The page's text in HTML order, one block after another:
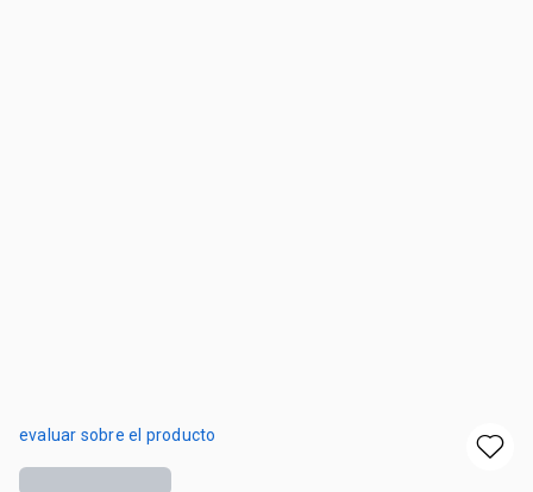
evaluar sobre el producto